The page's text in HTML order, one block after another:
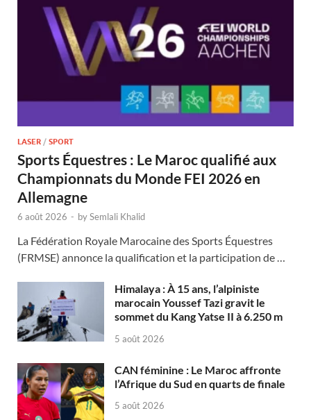
LASER / SPORT
Sports Équestres : Le Maroc qualifié aux
Championnats du Monde FEI 2026 en
Allemagne
6 août 2026 - bySemlali Khalid
La Fédération Royale Marocaine des Sports Équestres
(FRMSE) annonce la qualification et la participation de …
Himalaya : À 15 ans, l’alpiniste
marocain Youssef Tazi gravit le
sommet du Kang Yatse II à 6.250 m
5 août 2026
CAN féminine : Le Maroc affronte
l’Afrique du Sud en quarts de finale
5 août 2026